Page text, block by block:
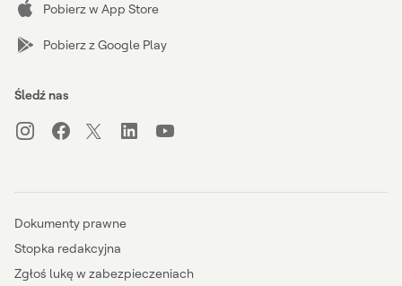
Pobierz w App Store
Pobierz z Google Play
Śledź nas
Dokumenty prawne
Stopka redakcyjna
Zgłoś lukę w zabezpieczeniach